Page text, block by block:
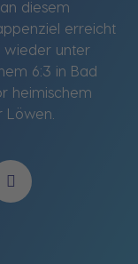
diesem
erreicht
wieder unter
6:3 in Bad
heimischem
Löwen.